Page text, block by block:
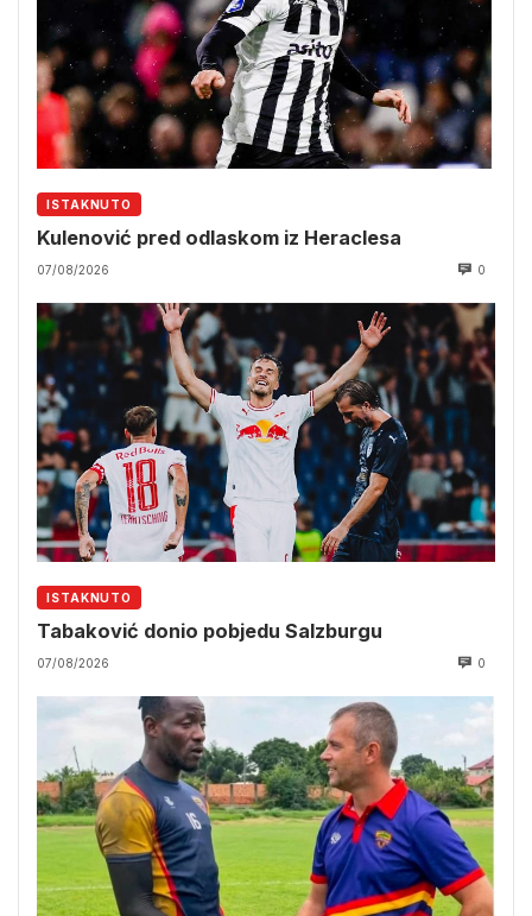
ISTAKNUTO
Kulenović pred odlaskom iz Heraclesa
07/08/2026 0
ISTAKNUTO
Tabaković donio pobjedu Salzburgu
07/08/2026 0